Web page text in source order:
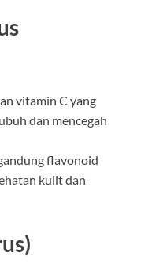
vitamin C yang
dan mencegah
flavonoid
kulit dan